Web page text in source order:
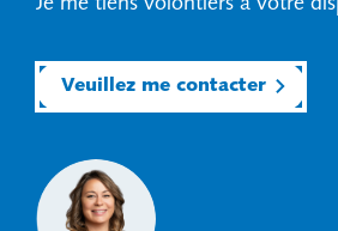
Veuillez me contacter